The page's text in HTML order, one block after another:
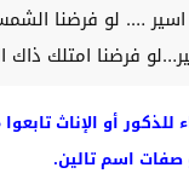
…. لو فرضنا
فرضنا امتلك ذاك
أو الإناث
صفات اسم تالين.